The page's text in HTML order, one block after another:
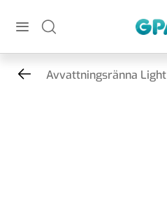
Avvattningsränna Light